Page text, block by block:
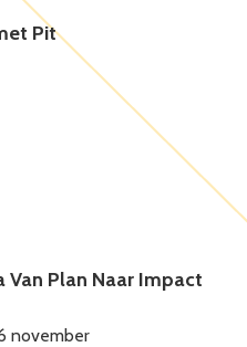
Pit
Plan Naar Impact
november